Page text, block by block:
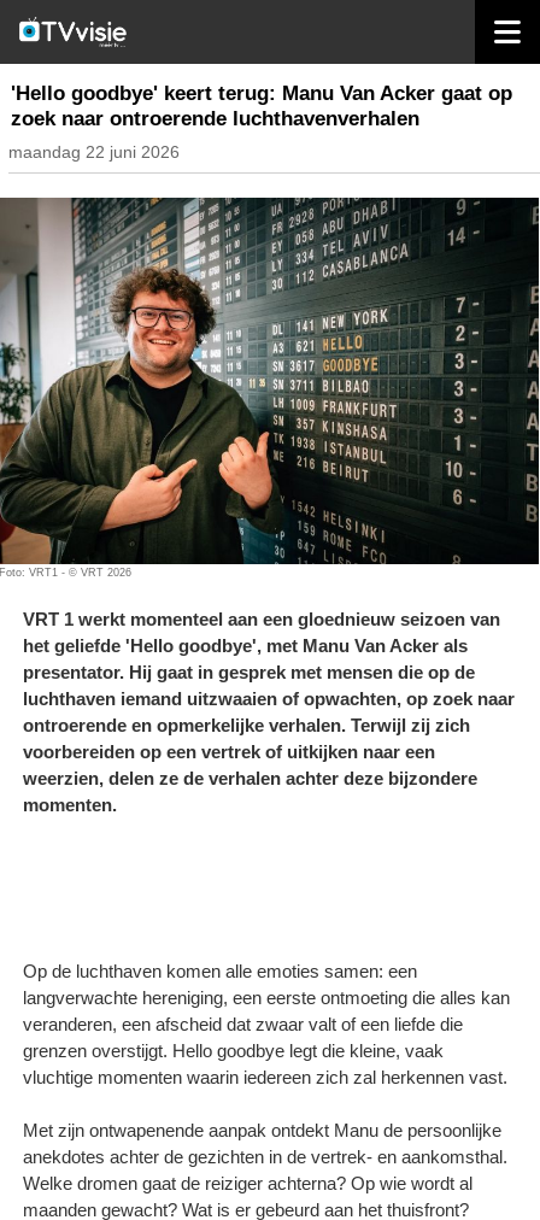
nieuws belgië
'Hello goodbye' keert terug: Manu Van Acker gaat op
zoek naar ontroerende luchthavenverhalen
maandag 22 juni 2026
Foto: VRT1 - © VRT 2026
VRT 1 werkt momenteel aan een gloednieuw seizoen van
het geliefde 'Hello goodbye', met Manu Van Acker als
presentator. Hij gaat in gesprek met mensen die op de
luchthaven iemand uitzwaaien of opwachten, op zoek naar
ontroerende en opmerkelijke verhalen. Terwijl zij zich
voorbereiden op een vertrek of uitkijken naar een
weerzien, delen ze de verhalen achter deze bijzondere
momenten.
Op de luchthaven komen alle emoties samen: een
langverwachte hereniging, een eerste ontmoeting die alles kan
veranderen, een afscheid dat zwaar valt of een liefde die
grenzen overstijgt. Hello goodbye legt die kleine, vaak
vluchtige momenten waarin iedereen zich zal herkennen vast.
Met zijn ontwapenende aanpak ontdekt Manu de persoonlijke
anekdotes achter de gezichten in de vertrek- en aankomsthal.
Welke dromen gaat de reiziger achterna? Op wie wordt al
maanden gewacht? Wat is er gebeurd aan het thuisfront?